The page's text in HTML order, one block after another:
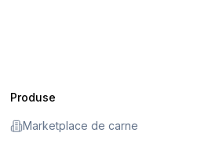
Produse
Marketplace de carne